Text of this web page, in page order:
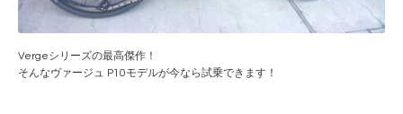
Vergeシリーズの最高傑作！
そんなヴァージュ P10モデルが今なら試乗できます！